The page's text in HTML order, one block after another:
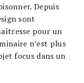
Depuis
sont
pour un
n’est plus
focus dans un